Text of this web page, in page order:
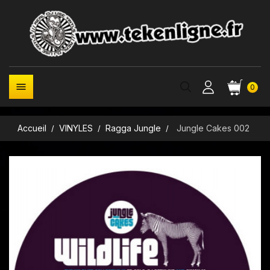
0

Accueil VINYLES Ragga Jungle Jungle Cakes 002